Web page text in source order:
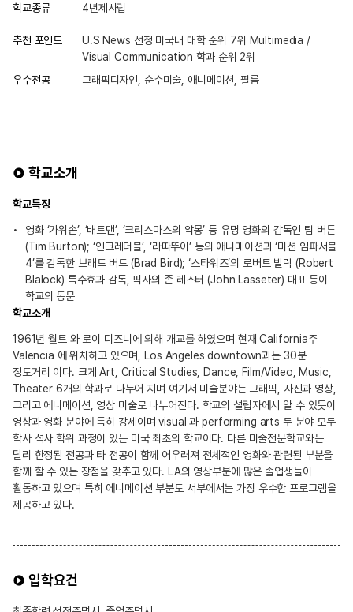
학교종류
4년제사립
추천 포인트
U.S News 선정 미국내 대학 순위 7위 Multimedia /
Visual Communication 학과 순위 2위
우수전공
그래픽디자인, 순수미술, 애니메이션, 필름
학교소개
학교특징
영화 ‘가위손’, ‘배트맨’, ‘크리스마스의 악몽’ 등 유명 영화의 감독인 팀 버튼
(Tim Burton); ‘인크레더블’, ‘라따뚜이’ 등의 애니메이션과 ‘미션 임파서블
4’를 감독한 브래드 버드 (Brad Bird); ‘스타워즈’의 로버트 발락 (Robert
Blalock) 특수효과 감독, 픽사의 존 레스터 (John Lasseter) 대표 등이
학교의 동문
학교소개
1961년 월트 와 로이 디즈니에 의해 개교를 하였으며 현재 California주
Valencia 에 위치하고 있으며, Los Angeles downtown과는 30분
정도거리 이다. 크게 Art, Critical Studies, Dance, Film/Video, Music,
Theater 6개의 학과로 나누어 지며 여기서 미술분야는 그래픽, 사진과 영상,
그리고 에니메이션, 영상 미술로 나누어진다. 학교의 설립자에서 알 수 있듯이
영상과 영화 분야에 특히 강세이며 visual 과 performing arts 두 분야 모두
학사 석사 학위 과정이 있는 미국 최초의 학교이다. 다른 미술전문학교와는
달리 한정된 전공과 타 전공이 함께 어우러져 전체적인 영화와 관련된 부분을
함께 할 수 있는 장점을 갖추고 있다. LA의 영상부분에 많은 졸업생들이
활동하고 있으며 특히 에니메이션 부분도 서부에서는 가장 우수한 프로그램을
제공하고 있다.
입학요건